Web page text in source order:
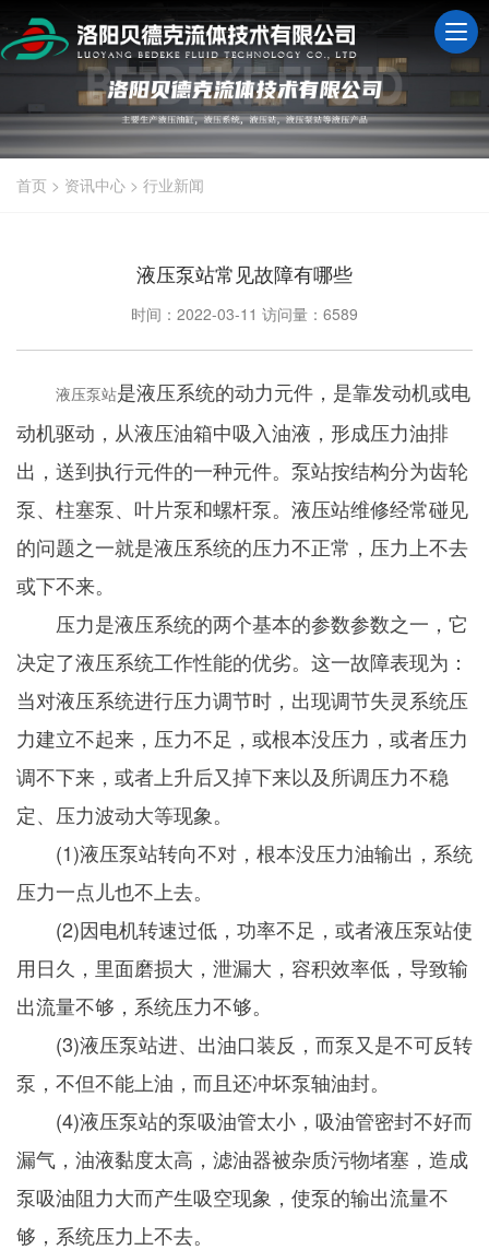
首页 > 资讯中心 > 行业新闻
液压泵站常见故障有哪些
时间：2022-03-11 访问量：6589
液压泵站是液压系统的动力元件，是靠发动机或电
动机驱动，从液压油箱中吸入油液，形成压力油排
出，送到执行元件的一种元件。泵站按结构分为齿轮
泵、柱塞泵、叶片泵和螺杆泵。液压站维修经常碰见
的问题之一就是液压系统的压力不正常，压力上不去
或下不来。
压力是液压系统的两个基本的参数参数之一，它
决定了液压系统工作性能的优劣。这一故障表现为：
当对液压系统进行压力调节时，出现调节失灵系统压
力建立不起来，压力不足，或根本没压力，或者压力
调不下来，或者上升后又掉下来以及所调压力不稳
定、压力波动大等现象。
(1)液压泵站转向不对，根本没压力油输出，系统
压力一点儿也不上去。
(2)因电机转速过低，功率不足，或者液压泵站使
用日久，里面磨损大，泄漏大，容积效率低，导致输
出流量不够，系统压力不够。
(3)液压泵站进、出油口装反，而泵又是不可反转
泵，不但不能上油，而且还冲坏泵轴油封。
(4)液压泵站的泵吸油管太小，吸油管密封不好而
漏气，油液黏度太高，滤油器被杂质污物堵塞，造成
泵吸油阻力大而产生吸空现象，使泵的输出流量不
够，系统压力上不去。